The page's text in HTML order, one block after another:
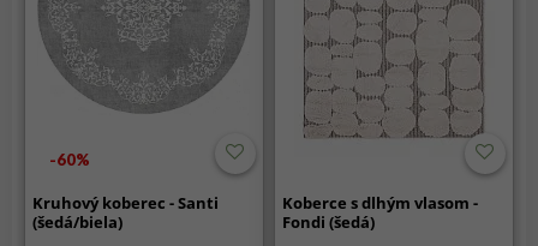
-60%
Kruhový koberec - Santi
(šedá/biela)
Koberce s dlhým vlasom -
Fondi (šedá)